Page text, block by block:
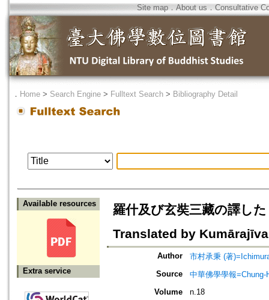
Site map．About us ． Consultative
． Home > Search Engine > Fulltext Search > Bibliography Detail
Available resources
Extra service
羅什及び玄奘三藏の譯し
Translated by
Author
市村承秉 (著
Source
中華佛學學報
Volume
n.18